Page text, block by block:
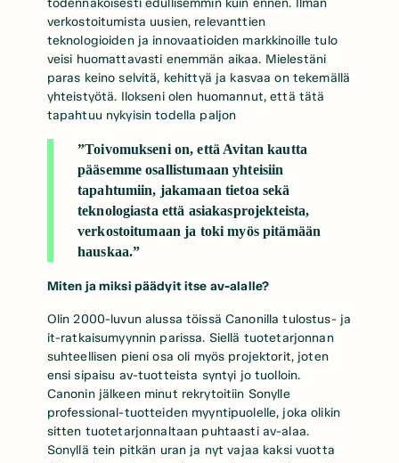
todennäköisesti edullisemmin kuin ennen. Ilman
verkostoitumista uusien, relevanttien
teknologioiden ja innovaatioiden markkinoille tulo
veisi huomattavasti enemmän aikaa. Mielestäni
paras keino selvitä, kehittyä ja kasvaa on tekemällä
yhteistyötä. Ilokseni olen huomannut, että tätä
tapahtuu nykyisin todella paljon
”Toivomukseni on, että Avitan kautta
pääsemme osallistumaan yhteisiin
tapahtumiin, jakamaan tietoa sekä
teknologiasta että asiakasprojekteista,
verkostoitumaan ja toki myös pitämään
hauskaa.”
Miten ja miksi päädyit itse av-alalle?
Olin 2000-luvun alussa töissä Canonilla tulostus- ja
it-ratkaisumyynnin parissa. Siellä tuotetarjonnan
suhteellisen pieni osa oli myös projektorit, joten
ensi sipaisu av-tuotteista syntyi jo tuolloin.
Canonin jälkeen minut rekrytoitiin Sonylle
professional-tuotteiden myyntipuolelle, joka olikin
sitten tuotetarjonnaltaan puhtaasti av-alaa.
Sonyllä tein pitkän uran ja nyt vajaa kaksi vuotta